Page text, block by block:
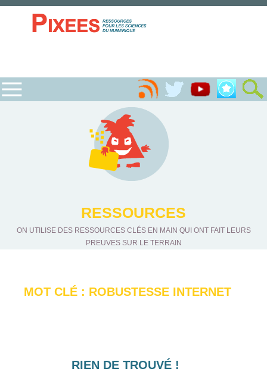
RESSOURCES
ON UTILISE DES RESSOURCES CLÉS EN MAIN QUI ONT FAIT LEURS
PREUVES SUR LE TERRAIN
MOT CLÉ : ROBUSTESSE INTERNET
RIEN DE TROUVÉ !